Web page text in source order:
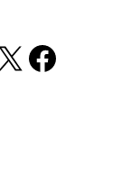
auf Mastodon
Folgt uns auf